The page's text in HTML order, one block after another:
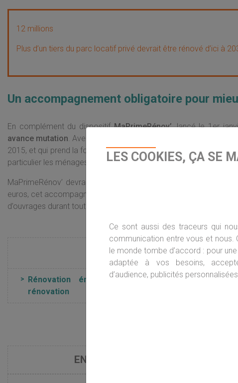
12 millions
Plus d’un tiers du parc locatif privé devrait être rénové d’ici à
Un accompagnement obligatoire pour
En complément du dispositifMaPrimeRénov’, lancé le 1er
avance mutation. Avec le concours des banques, il s’agit en
2015, et qui prend la forme de versements réguliers et d’un
particulier les ménages modestes pour qui le reste à charge en
MaPrimeRénov’ devrait en outre être assortie d’
euros, cet accompagnement assuré par un tiers certifié, public
d’ouvrages durant tout le processus de rénovation : aides et
Rénovation énergétique : le prêt avance
rénovation
EN SAVOIR PLUS SUR LES
LES COOKIES, ÇA SE
Ce sont aussi des traceurs qui
communication entre vous et nous.
le monde tombe d’accord : pour
adaptée à vos besoins,
d’audience, publicités